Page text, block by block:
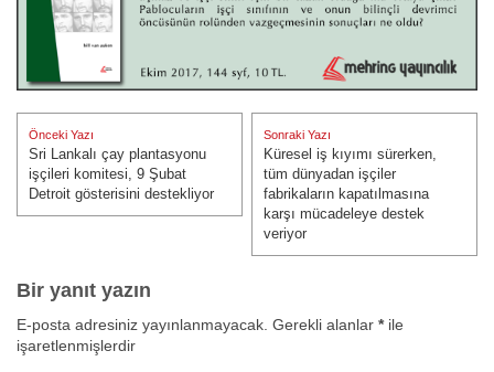
Yazı
gezinmesi
Önceki Yazı
Önceki Yazı:
Sri Lankalı çay plantasyonu
işçileri komitesi, 9 Şubat
Detroit gösterisini destekliyor
Sonraki Yazı
Sonraki Yazı:
Küresel iş kıyımı sürerken,
tüm dünyadan işçiler
fabrikaların kapatılmasına
karşı mücadeleye destek
veriyor
Bir yanıt yazın
E-posta adresiniz yayınlanmayacak. Gerekli alanlar *ile
işaretlenmişlerdir